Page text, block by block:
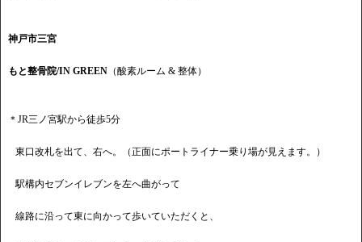
神戸市三宮
もと整骨院/IN GREEN （酸素ルーム & 整体）
＊JR三ノ宮駅から徒歩5分
東口改札を出て、右へ。（正面にポートライナー乗り場が見えます。）
駅構内セブンイレブンを左へ曲がって
線路に沿って東に向かって歩いていただくと、